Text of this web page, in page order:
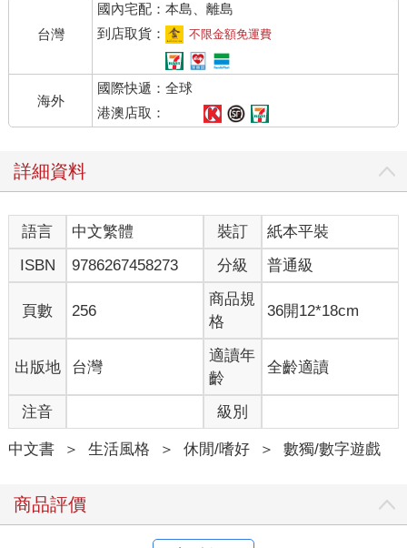
台灣
國內宅配：本島、離島
到店取貨：
不限金額免運費
海外
國際快遞：全球
港澳店取：
詳細資料
語言 中文繁體 裝訂
紙本平裝
ISBN
9786267458273 分級 普通級
頁數 256
商品規
格
36開12*18cm
出版地 台灣
適讀年
齡
全齡適讀
注音 級別
中文書 ＞ 生活風格 ＞ 休閒/嗜好 ＞ 數獨/數字遊戲
商品評價